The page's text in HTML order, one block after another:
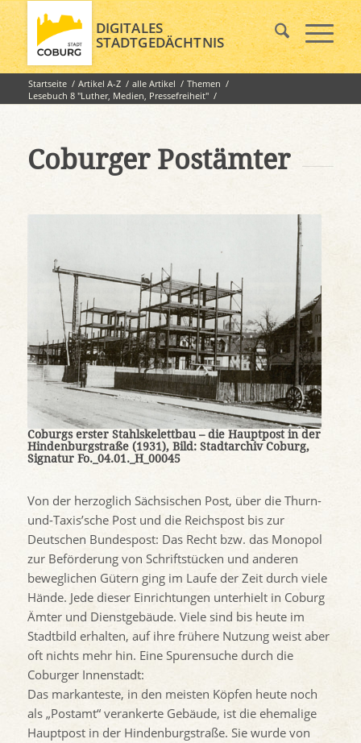
DIGITALES
STADTGEDÄCHTNIS
Startseite / Artikel A-Z / alle Artikel / Themen /
Lesebuch 8 "Luther, Medien, Pressefreiheit" /
Coburger Postämter
Coburger Postämter
Coburgs erster Stahlskelettbau – die Hauptpost in der
Hindenburgstraße (1931), Bild: Stadtarchiv Coburg,
Signatur Fo._04.01._H_00045
Von der herzoglich Sächsischen Post, über die Thurn-
und-Taxis’sche Post und die Reichspost bis zur
Deutschen Bundespost: Das Recht bzw. das Monopol
zur Beförderung von Schriftstücken und anderen
beweglichen Gütern ging im Laufe der Zeit durch viele
Hände. Jede dieser Einrichtungen unterhielt in Coburg
Ämter und Dienstgebäude. Viele sind bis heute im
Stadtbild erhalten, auf ihre frühere Nutzung weist aber
oft nichts mehr hin. Eine Spurensuche durch die
Coburger Innenstadt:
Das markanteste, in den meisten Köpfen heute noch
als „Postamt“ verankerte Gebäude, ist die ehemalige
Hauptpost in der Hindenburgstraße. Sie wurde von